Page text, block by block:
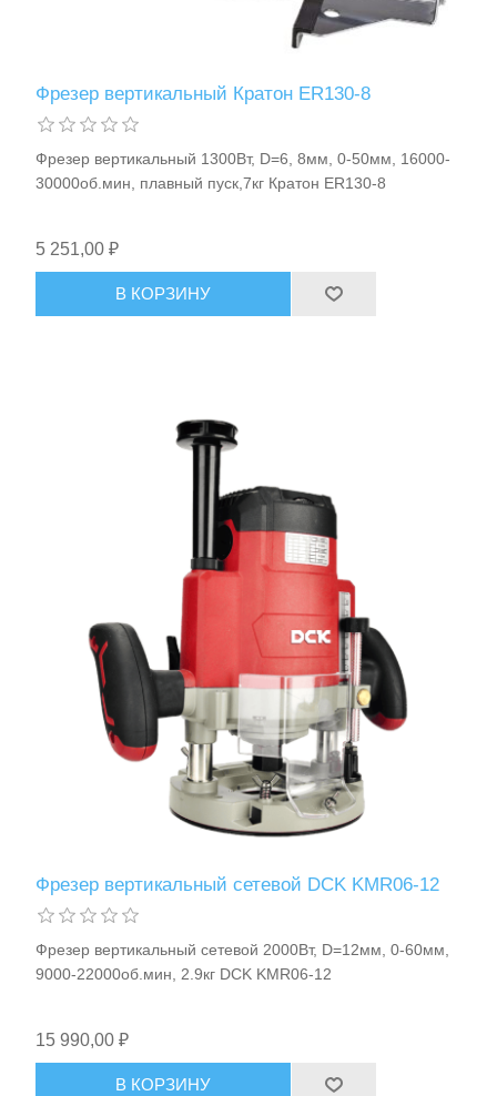
Расходные материалы и оснастка
Хранение и переноска инструмента
Фрезер вертикальный Кратон ER130-8
Фрезер вертикальный 1300Вт, D=6, 8мм, 0-50мм, 16000-
30000об.мин, плавный пуск,7кг Кратон ER130-8
5 251,00 ₽
В КОРЗИНУ
Фрезер вертикальный сетевой DCK KMR06-12
Фрезер вертикальный сетевой 2000Вт, D=12мм, 0-60мм,
9000-22000об.мин, 2.9кг DCK KMR06-12
15 990,00 ₽
В КОРЗИНУ